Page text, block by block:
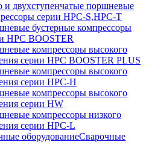
и двухступенчатые поршневые
серии HPC-S,HPC-T
бустерные компрессоры
HPC BOOSTER
компрессоры высокого
серии HPC BOOSTER PLUS
компрессоры высокого
серии HPC-H
компрессоры высокого
серии HW
компрессоры низкого
серии HPC-L
Сварочные